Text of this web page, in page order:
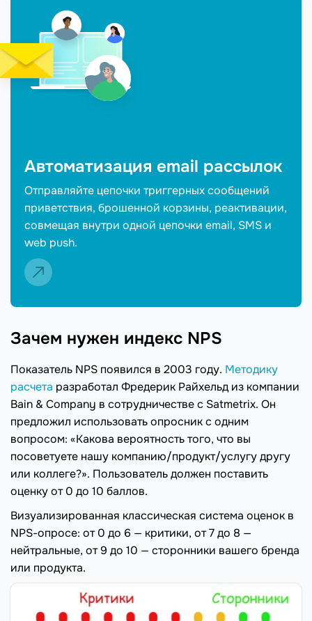
Автоматизация email рассылок
Отправляйте цепочки триггерных сообщений
приветствия, брошенной корзины, реактивации,
совмещая внутри одной цепочки email, SMS и
web push.
Зачем нужен индекс NPS
Показатель NPS появился в 2003 году. Методику
расчета разработал Фредерик Райхельд из компании
Bain & Company в сотрудничестве с Satmetrix. Он
предложил использовать опросник с одним
вопросом: «Какова вероятность того, что вы
посоветуете нашу компанию/продукт/услугу другу
или коллеге?». Пользователь должен поставить
оценку от 0 до 10 баллов.
Визуализированная классическая система оценок в
NPS-опросе: от 0 до 6 — критики, от 7 до 8 —
нейтральные, от 9 до 10 — сторонники вашего бренда
или продукта.